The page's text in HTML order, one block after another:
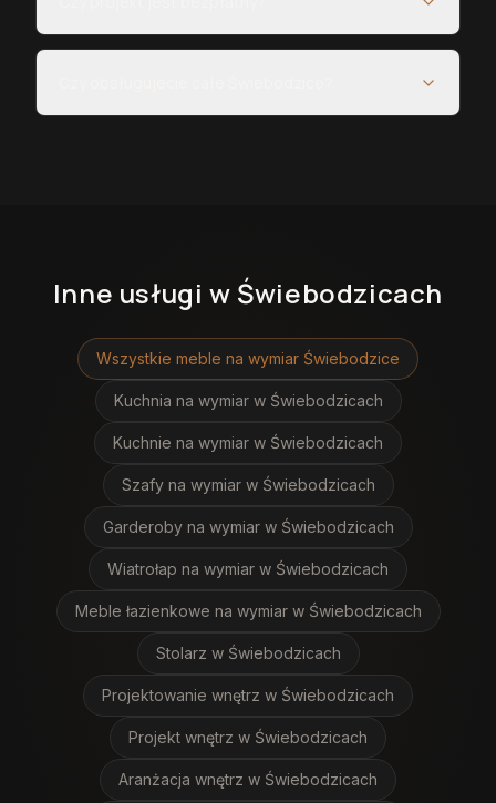
Inne usługiw Świebodzicach
Wszystkie meble na wymiar Świebodzice
Kuchnia na wymiar w Świebodzicach
Kuchnie na wymiar w Świebodzicach
Szafy na wymiar w Świebodzicach
Garderoby na wymiar w Świebodzicach
Wiatrołap na wymiar w Świebodzicach
Meble łazienkowe na wymiar w Świebodzicach
Stolarz w Świebodzicach
Projektowanie wnętrz w Świebodzicach
Projekt wnętrz w Świebodzicach
Aranżacja wnętrz w Świebodzicach